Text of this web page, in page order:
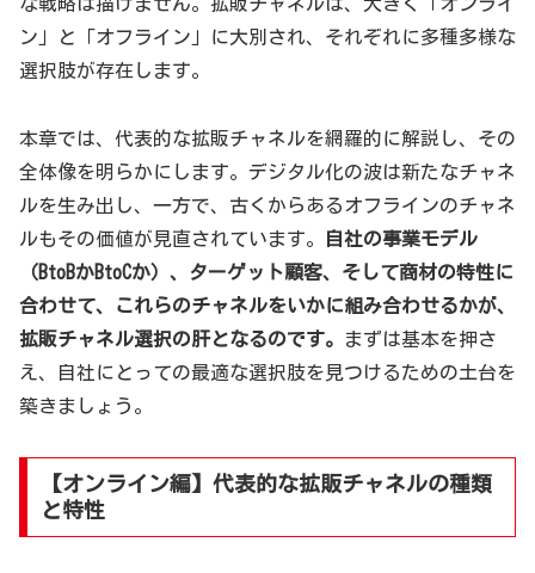
ン」と「オフライン」に大別され、それぞれに多種多様な
選択肢が存在します。
本章では、代表的な拡販チャネルを網羅的に解説し、その
全体像を明らかにします。デジタル化の波は新たなチャネ
ルを生み出し、一方で、古くからあるオフラインのチャネ
ルもその価値が見直されています。
自社の事業モデル
（BtoBかBtoCか）、ターゲット顧客、そして商材の特性に
合わせて、これらのチャネルをいかに組み合わせるかが、
拡販チャネル選択の肝となるのです。
まずは基本を押さ
え、自社にとっての最適な選択肢を見つけるための土台を
築きましょう。
【オンライン編】代表的な拡販チャネルの種類
と特性